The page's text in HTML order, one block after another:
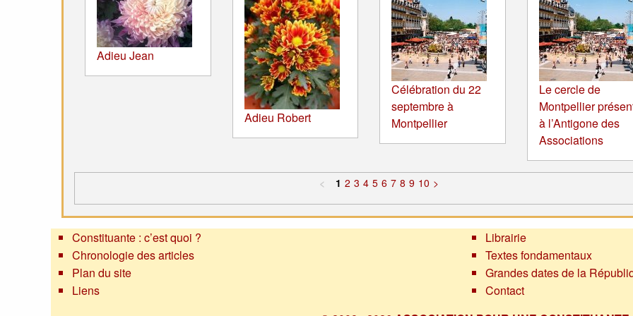
Adieu Jean
Adieu Robert
Célébration du 22
septembre à
Montpellier
Le cercle de
Montpellier
à l’Antigone des
Associations
< 1 2 3 4 5 6 7 8 9 10 >
Constituante : c’est quoi ?
Chronologie des articles
Plan du site
Liens
Librairie
Textes fondamentaux
Grandes dates de la
Contact